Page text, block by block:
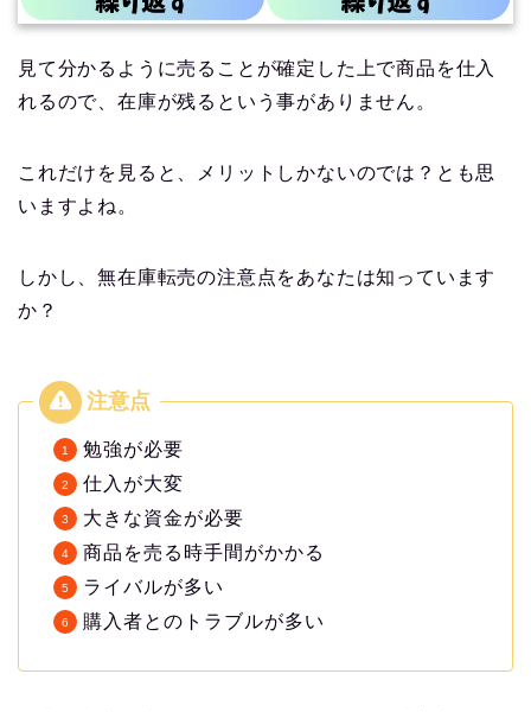
見て分かるように売ることが確定した上で商品を仕入
れるので、在庫が残るという事がありません。
これだけを見ると、メリットしかないのでは？とも思
いますよね。
しかし、無在庫転売の注意点をあなたは知っています
か？
勉強が必要
仕入が大変
大きな資金が必要
商品を売る時手間がかかる
ライバルが多い
購入者とのトラブルが多い